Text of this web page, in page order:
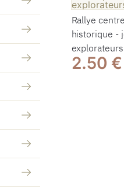
Rallye centre
historique -
explorateurs
2.50 €